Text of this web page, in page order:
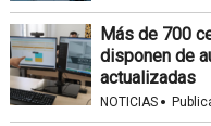
Más de 700
disponen de
actualizadas
NOTICIAS ·